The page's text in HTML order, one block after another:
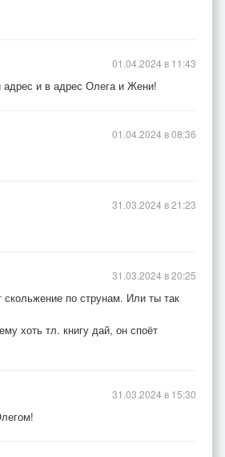
и в адрес Олега и Жени!
01.04.2024 в 11:43
01.04.2024 в 08:36
31.03.2024 в 21:23
по струнам. Или ты так
хоть тл. книгу дай, он споёт
31.03.2024 в 20:25
31.03.2024 в 15:30